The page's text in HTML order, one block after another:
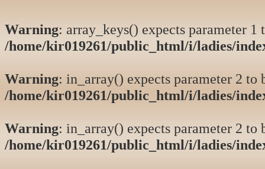
Warning: array_keys() expects parameter
/home/kir019261/public_html/i/ladies/
Warning: in_array() expects parameter 2 to
/home/kir019261/public_html/i/ladies/
Warning: in_array() expects parameter 2 to
/home/kir019261/public_html/i/ladies/